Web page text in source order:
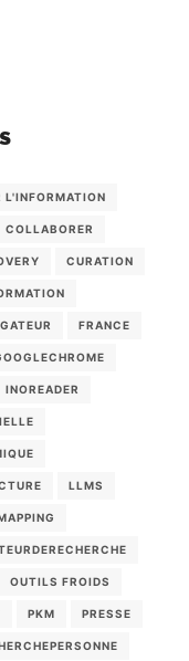
L'INFORMATION
COLLABORER
CURATION
FRANCE
INOREADER
LLMS
OUTILS FROIDS
PKM PRESSE